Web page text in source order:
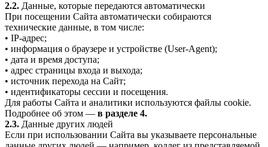
2.2. Данные, которые передаются автоматически
При посещении Сайта автоматически собираются
технические данные, в том числе:
• IP-адрес;
• информация о браузере и устройстве (User-Agent);
• дата и время доступа;
• адрес страницы входа и выхода;
• источник перехода на Сайт;
• идентификаторы сессии и посещения.
Для работы Сайта и аналитики используются файлы cookie.
Подробнее об этом — в разделе 4.
2.3. Данные других людей
Если при использовании Сайта вы указываете персональные